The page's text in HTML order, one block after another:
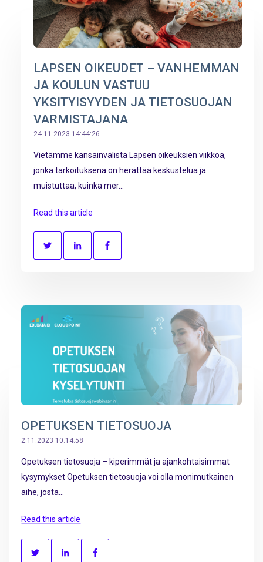
LAPSEN OIKEUDET – VANHEMMAN
JA KOULUN VASTUU
YKSITYISYYDEN JA TIETOSUOJAN
VARMISTAJANA
24.11.2023 14:44:26
Vietämme kansainvälistä Lapsen oikeuksien viikkoa,
jonka tarkoituksena on herättää keskustelua ja
muistuttaa, kuinka mer...
Read this article
OPETUKSEN TIETOSUOJA
2.11.2023 10:14:58
Opetuksen tietosuoja – kiperimmät ja ajankohtaisimmat
kysymykset Opetuksen tietosuoja voi olla monimutkainen
aihe, josta...
Read this article